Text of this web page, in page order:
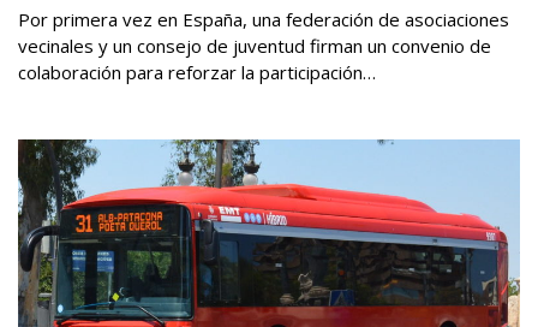
Por primera vez en España, una federación de asociaciones
vecinales y un consejo de juventud firman un convenio de
colaboración para reforzar la participación…